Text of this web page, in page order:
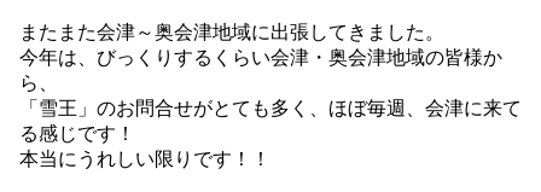
またまた会津～奥会津地域に出張してきました。
今年は、びっくりするくらい会津・奥会津地域の皆様か
ら、
「雪王」のお問合せがとても多く、ほぼ毎週、会津に来て
る感じです！
本当にうれしい限りです！！